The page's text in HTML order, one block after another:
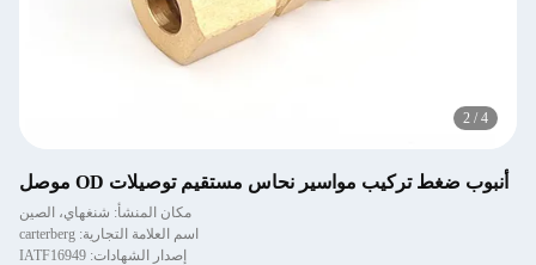
2 / 4
أنبوب ضغط تركيب مواسير نحاس مستقيم توصيلات OD موصل
مكان المنشأ: شنغهاي، الصين
اسم العلامة التجارية: carterberg
إصدار الشهادات: IATF16949